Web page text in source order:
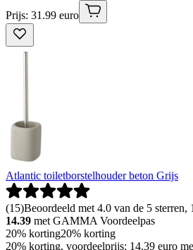
Prijs: 31.99 euro
Atlantic toiletborstelhouder beton Grijs
(15)Beoordeeld met 4.0 van de 5 sterren,
14.39 met GAMMA Voordeelpas
20% korting20% korting
20% korting, voordeelprijs: 14.39 euro